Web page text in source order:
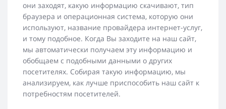
они заходят, какую информацию скачивают, тип
браузера и операционная система, которую они
используют, название провайдера интернет-услуг,
и тому подобное. Когда Вы заходите на наш сайт,
мы автоматически получаем эту информацию и
обобщаем с подобными данными о других
посетителях. Собирая такую информацию, мы
анализируем, как лучше приспособить наш сайт к
потребностям посетителей.